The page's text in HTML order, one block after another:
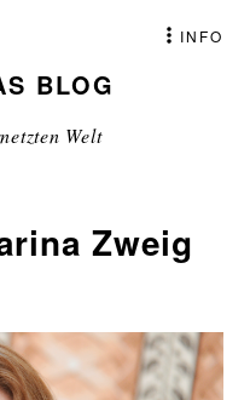
BLOG
Welt
INFO
Zweig